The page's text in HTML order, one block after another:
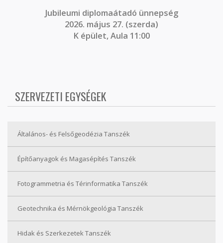
Jubileumi diplomaátadó ünnepség
2026. május 27. (szerda)
K épület, Aula 11:00
SZERVEZETI EGYSÉGEK
Általános- és Felsőgeodézia Tanszék
Építőanyagok és Magasépítés Tanszék
Fotogrammetria és Térinformatika Tanszék
Geotechnika és Mérnökgeológia Tanszék
Hidak és Szerkezetek Tanszék